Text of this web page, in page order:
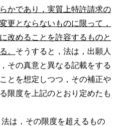
かであり，実質上特許請求の
更とならないものに限って，
改めることを許容するものと
。 そうすると，法は，出願人
その真意と異なる記載をする
とを想定しつつ，その補正や
限度を上記のとおり定めたも
は，その限度を超えるもの